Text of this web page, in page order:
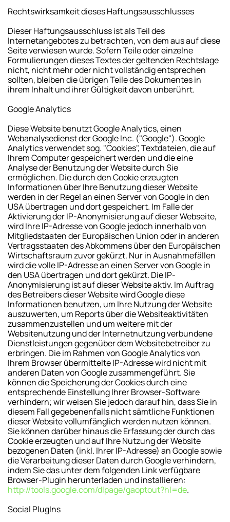
Rechtswirksamkeit dieses Haftungsausschlusses
Dieser Haftungsausschluss ist als Teil des
Internetangebotes zu betrachten, von dem aus auf diese
Seite verwiesen wurde. Sofern Teile oder einzelne
Formulierungen dieses Textes der geltenden Rechtslage
nicht, nicht mehr oder nicht vollständig entsprechen
sollten, bleiben die übrigen Teile des Dokumentes in
ihrem Inhalt und ihrer Gültigkeit davon unberührt.
Google Analytics
Diese Website benutzt Google Analytics, einen
Webanalysedienst der Google Inc. ("Google"). Google
Analytics verwendet sog. "Cookies", Textdateien, die auf
Ihrem Computer gespeichert werden und die eine
Analyse der Benutzung der Website durch Sie
ermöglichen. Die durch den Cookie erzeugten
Informationen über Ihre Benutzung dieser Website
werden in der Regel an einen Server von Google in den
USA übertragen und dort gespeichert. Im Falle der
Aktivierung der IP-Anonymisierung auf dieser Webseite,
wird Ihre IP-Adresse von Google jedoch innerhalb von
Mitgliedstaaten der Europäischen Union oder in anderen
Vertragsstaaten des Abkommens über den Europäischen
Wirtschaftsraum zuvor gekürzt. Nur in Ausnahmefällen
wird die volle IP-Adresse an einen Server von Google in
den USA übertragen und dort gekürzt. Die IP-
Anonymisierung ist auf dieser Website aktiv. Im Auftrag
des Betreibers dieser Website wird Google diese
Informationen benutzen, um Ihre Nutzung der Website
auszuwerten, um Reports über die Websiteaktivitäten
zusammenzustellen und um weitere mit der
Websitenutzung und der Internetnutzung verbundene
Dienstleistungen gegenüber dem Websitebetreiber zu
erbringen. Die im Rahmen von Google Analytics von
Ihrem Browser übermittelte IP-Adresse wird nicht mit
anderen Daten von Google zusammengeführt. Sie
können die Speicherung der Cookies durch eine
entsprechende Einstellung Ihrer Browser-Software
verhindern; wir weisen Sie jedoch darauf hin, dass Sie in
diesem Fall gegebenenfalls nicht sämtliche Funktionen
dieser Website vollumfänglich werden nutzen können.
Sie können darüber hinaus die Erfassung der durch das
Cookie erzeugten und auf Ihre Nutzung der Website
bezogenen Daten (inkl. Ihrer IP-Adresse) an Google sowie
die Verarbeitung dieser Daten durch Google verhindern,
indem Sie das unter dem folgenden Link verfügbare
Browser-Plugin herunterladen und installieren:
http://tools.google.com/dlpage/gaoptout?hl=de.
Social PlugIns